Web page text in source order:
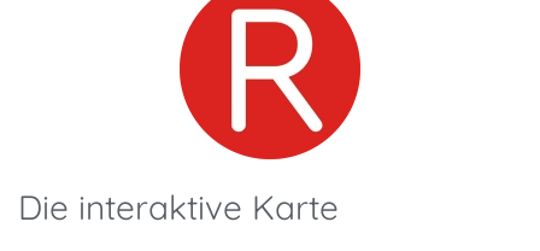
Die interaktive Karte